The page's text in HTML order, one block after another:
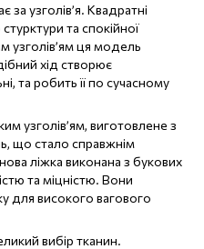
узголів’я. Квадратні
та спокійної
узголів’ям ця модель
хід створює
та робить її по сучасному
узголів’ям, виготовлене з
що стало справжнім
ліжка виконана з букових
та міцністю. Вони
для високого вагового
вибір тканин.